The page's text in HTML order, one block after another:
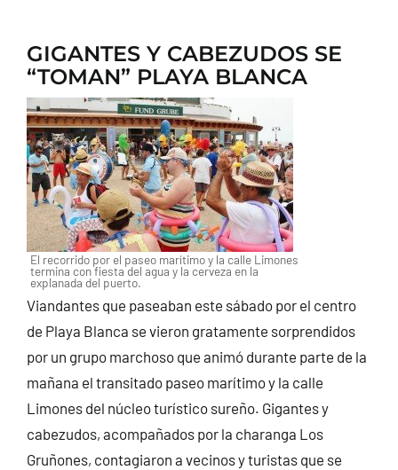
GIGANTES Y CABEZUDOS SE
“TOMAN” PLAYA BLANCA
El recorrido por el paseo marítimo y la calle Limones
termina con fiesta del agua y la cerveza en la
explanada del puerto.
Viandantes que paseaban este sábado por el centro
de Playa Blanca se vieron gratamente sorprendidos
por un grupo marchoso que animó durante parte de la
mañana el transitado paseo marítimo y la calle
Limones del núcleo turístico sureño. Gigantes y
cabezudos, acompañados por la charanga Los
Gruñones, contagiaron a vecinos y turistas que se